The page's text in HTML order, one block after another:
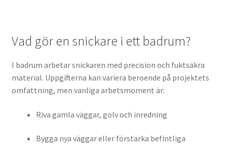
Vad gör en snickare i ett badrum?
I badrum arbetar snickaren med precision och fuktsäkra
material. Uppgifterna kan variera beroende på projektets
omfattning, men vanliga arbetsmoment är:
Riva gamla väggar, golv och inredning
Bygga nya väggar eller förstärka befintliga